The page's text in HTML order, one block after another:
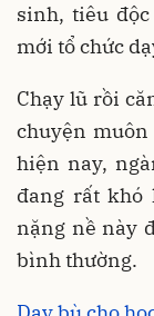
sinh, tiêu
mới tổ chức
Chạy lũ rồi
chuyện
hiện nay,
đang rất khó
nặng nề này
bình thường.